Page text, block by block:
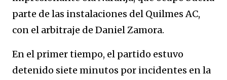
parte de las instalaciones del Quilmes AC,
con el arbitraje de Daniel Zamora.
En el primer tiempo, el partido estuvo
detenido siete minutos por incidentes en la